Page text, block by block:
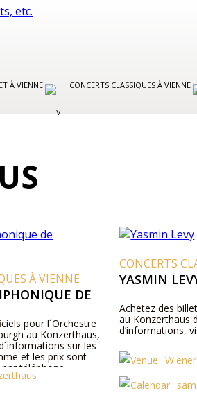
À VIENNE CONCERTS CLASSIQUES À VIENNE
À VIENNE
DE
pour l´Orchestre
au Konzerthaus,
sur les
et les prix sont
téléphone.
CONCERTS
YASMIN
Achetez des
au Konzerthaus
d’informations,